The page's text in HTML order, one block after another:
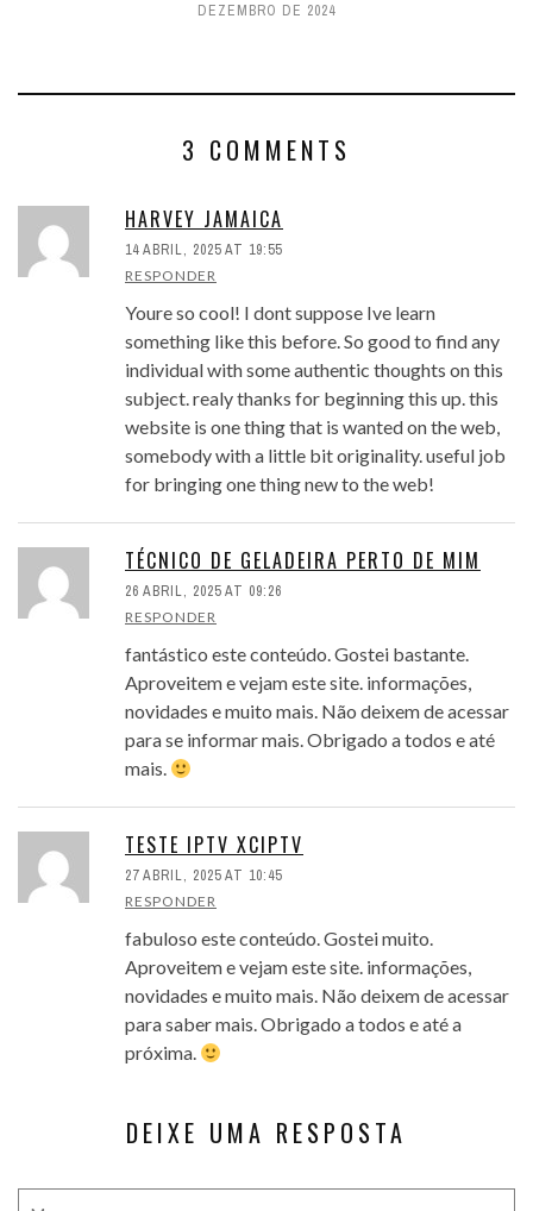
DEZEMBRO DE 2024
3 COMMENTS
HARVEY JAMAICA
14 ABRIL, 2025 AT 19:55
RESPONDER
Youre so cool! I dont suppose Ive learn
something like this before. So good to find any
individual with some authentic thoughts on this
subject. realy thanks for beginning this up. this
website is one thing that is wanted on the web,
somebody with a little bit originality. useful job
for bringing one thing new to the web!
TÉCNICO DE GELADEIRA PERTO DE MIM
26 ABRIL, 2025 AT 09:26
RESPONDER
fantástico este conteúdo. Gostei bastante.
Aproveitem e vejam este site. informações,
novidades e muito mais. Não deixem de acessar
para se informar mais. Obrigado a todos e até
mais.
TESTE IPTV XCIPTV
27 ABRIL, 2025 AT 10:45
RESPONDER
fabuloso este conteúdo. Gostei muito.
Aproveitem e vejam este site. informações,
novidades e muito mais. Não deixem de acessar
para saber mais. Obrigado a todos e até a
próxima.
DEIXE UMA RESPOSTA